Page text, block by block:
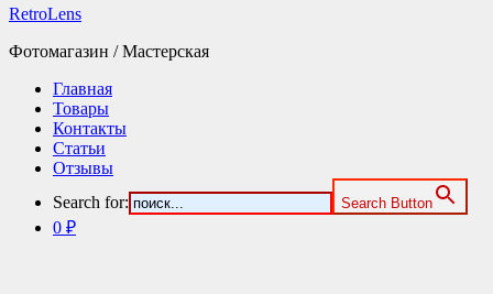
RetroLens
Фотомагазин / Мастерская
Главная
Товары
Контакты
Статьи
Отзывы
Search for:
Search Button
0 ₽